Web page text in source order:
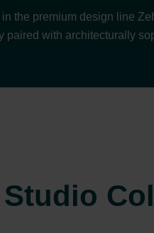
the premium design line
with architecturally